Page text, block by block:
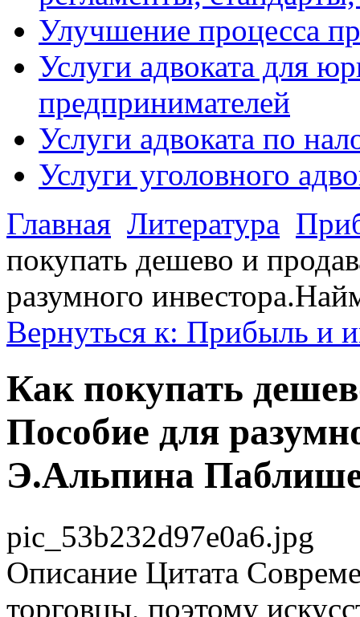
Улучшение процесса
Услуги адвоката для
предпринимателей
Услуги адвоката по
Услуги уголовного
Главная Литература
покупать дешево и
разумного
Вернуться к: Прибыль и
Как покупать
Пособие для
Э.Альпина
pic_53b232d97e0a6.jpg
Описание Цитата
торговцы, поэтому